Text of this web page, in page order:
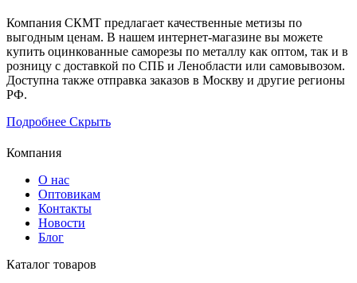
Компания СКМТ предлагает качественные метизы по
выгодным ценам. В нашем интернет-магазине вы можете
купить оцинкованные саморезы по металлу как оптом, так и в
розницу с доставкой по СПБ и Ленобласти или самовывозом.
Доступна также отправка заказов в Москву и другие регионы
РФ.
Подробнее Скрыть
Компания
О нас
Оптовикам
Контакты
Новости
Блог
Каталог товаров